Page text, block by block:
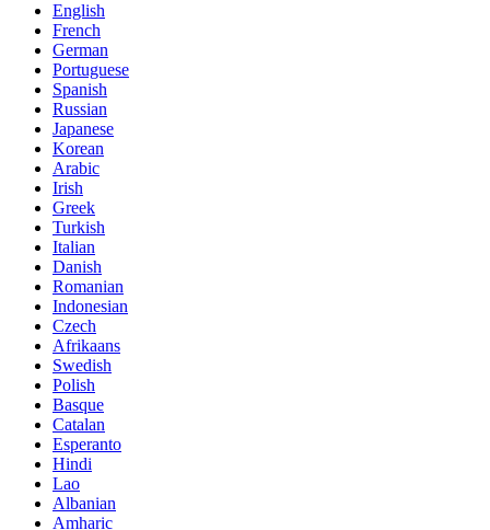
English
French
German
Portuguese
Spanish
Russian
Japanese
Korean
Arabic
Irish
Greek
Turkish
Italian
Danish
Romanian
Indonesian
Czech
Afrikaans
Swedish
Polish
Basque
Catalan
Esperanto
Hindi
Lao
Albanian
Amharic